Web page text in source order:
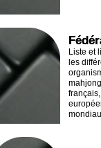
Liste et
les
mahjong
français,